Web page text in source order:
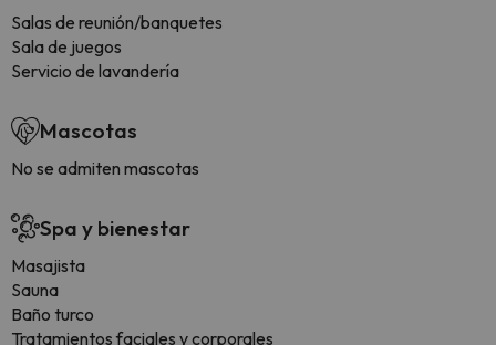
Salas de reunión/banquetes
Sala de juegos
Servicio de lavandería
Mascotas
No se admiten mascotas
Spa y bienestar
Masajista
Sauna
Baño turco
Tratamientos faciales y corporales